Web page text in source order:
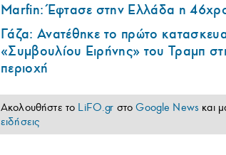
Marfin: Έφτασε στην Ελλάδα η
Γάζα: Ανατέθηκε το πρώτο
«Συμβουλίου Ειρήνης» του Τραμπ
περιοχή
Ακολουθήστε το LiFO.gr στοGoogle News και
ειδήσεις